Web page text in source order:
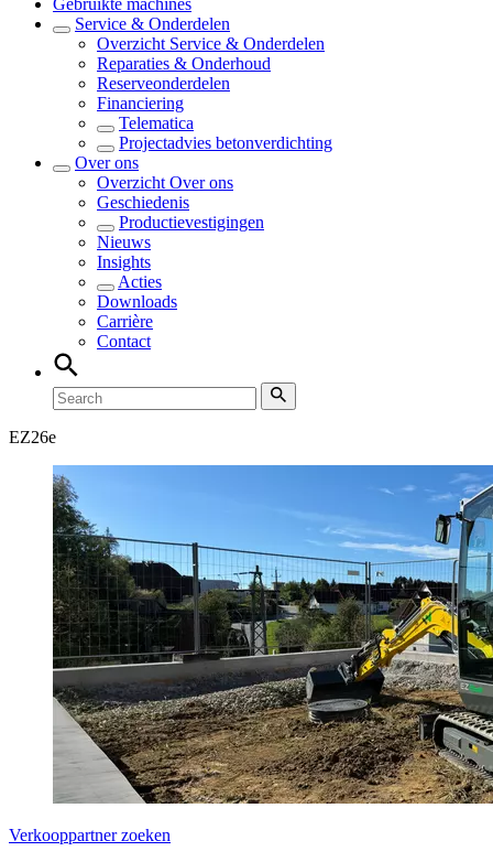
Gebruikte machines
Service & Onderdelen
Overzicht Service & Onderdelen
Reparaties & Onderhoud
Reserveonderdelen
Financiering
Telematica
Projectadvies betonverdichting
Over ons
Overzicht Over ons
Geschiedenis
Productievestigingen
Nieuws
Insights
Acties
Downloads
Carrière
Contact
EZ26e
Verkooppartner zoeken